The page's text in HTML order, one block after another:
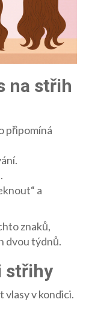
na střih
připomíná
a
znaků,
dvou týdnů.
střihy
vlasy v kondici.